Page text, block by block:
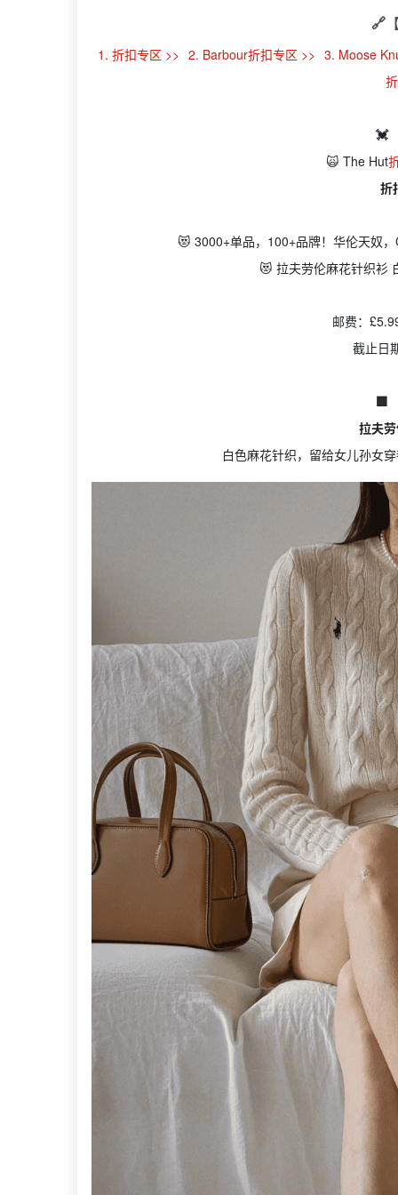
🔗
1. 折扣专区 >> 2. Barbour折扣专区 >> 3. Moose
💓
🙀 The Hut
折
😻 3000+单品，100+品牌！华伦天奴
😻 拉夫劳伦麻花针织衫
邮费：
截止日
🟩
拉夫
白色麻花针织，留给女儿孙女